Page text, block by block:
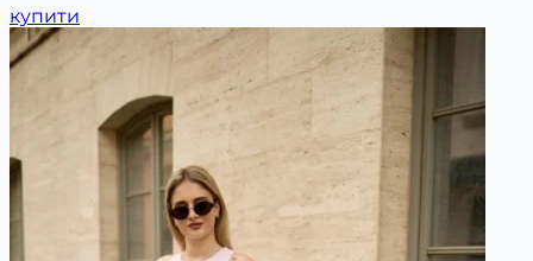
купити